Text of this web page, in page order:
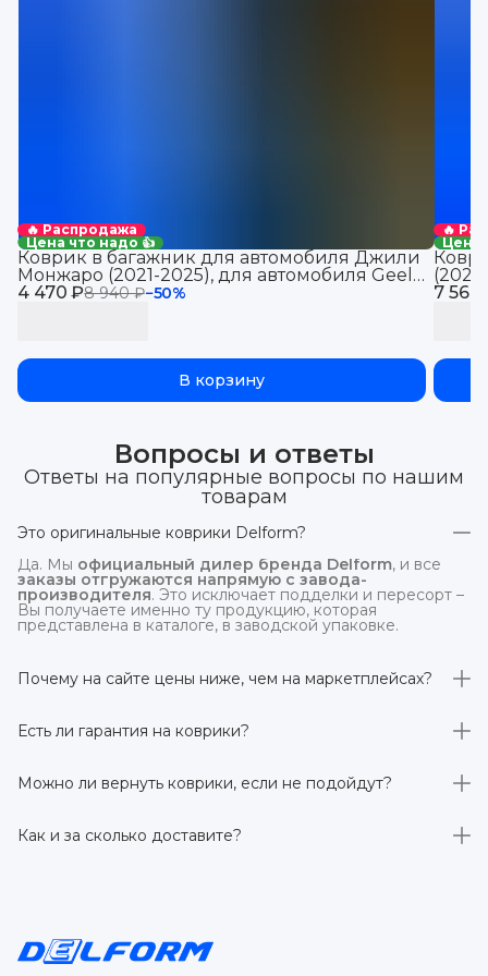
🔥 Распродажа
Цена что надо 👍
4 470 ₽8 940 ₽−50%
Коврик в багажник для автомобиля Джили
Монжаро (2021-2025), для автомобиля Geely
Monjaro, EVA 3D
В корзину
🔥
Цена
7 560
Вопросы и ответы
Ответы на популярные вопросы по нашим
товарам
Это оригинальные коврики Delform?
Да. Мы официальный дилер бренда Delform, и все
заказы отгружаются напрямую с завода-
производителя. Это исключает подделки и пересорт –
Вы получаете именно ту продукцию, которая
представлена в каталоге, в заводской упаковке.
Почему на сайте цены ниже, чем на маркетплейсах?
отгрузка идётнапрямую со склада производителя
без посредников.
Есть ли гарантия на коврики?
производителя 3 года. Если в течение этого срока
обнаружится производственный дефект – заменим
Можно ли вернуть коврики, если не подойдут?
заказанного дистанционно,без объяснения причин –
при условии сохранения товарного вида. Если коврик не
Как и за сколько доставите?